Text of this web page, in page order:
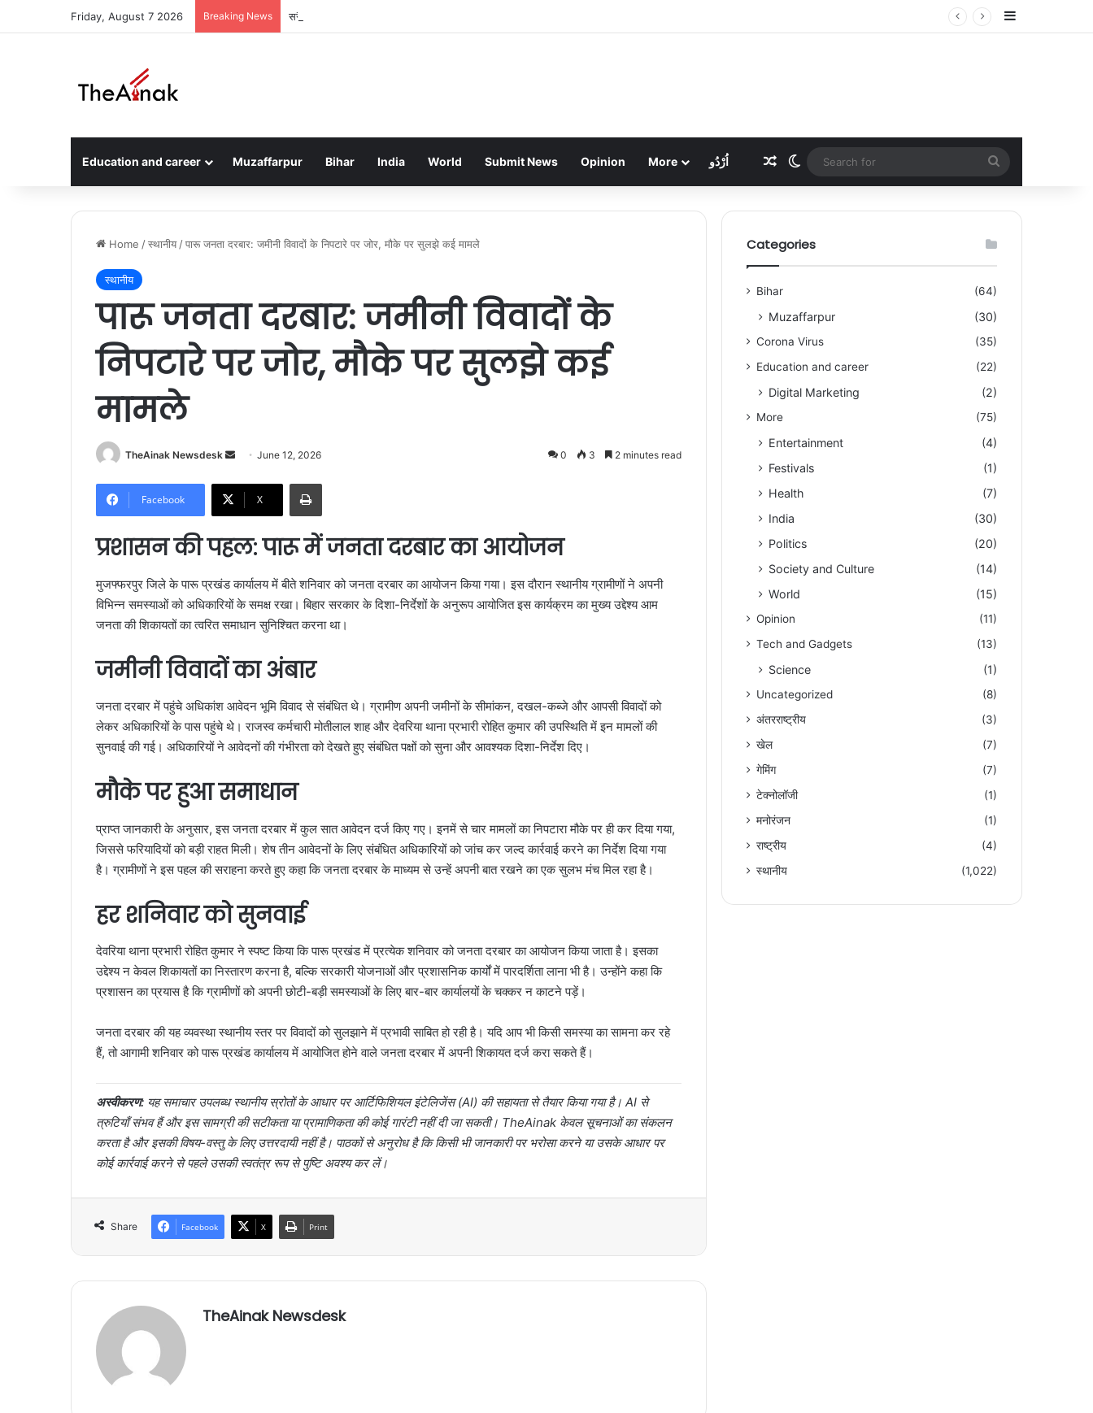
Friday, August 7 2026 Breaking News सरैया में दो घरों में लाखों की चोरी: गहने और नकदी गायब, पुलिस जांच में जुटी
Education and career Muzaffarpur Bihar India World Submit News Opinion More اُرْدُو Random Article
Switch skin
for
Home /स्थानीय /पारू जनता दरबार: जमीनी विवादों के निपटारे पर जोर, मौके पर सुलझे कई मामले
स्थानीय
पारू जनता दरबार: जमीनी विवादों के
निपटारे पर जोर, मौके पर सुलझे कई
मामले
TheAinak Newsdesk
d
n
m
a
i
June 12, 2026 0 3 2 minutes read
Facebook X
प्रशासन की पहल: पारू में जनता दरबार का आयोजन
मुजफ्फरपुर जिले के पारू प्रखंड कार्यालय में बीते शनिवार को जनता दरबार का आयोजन किया गया। इस दौरान स्थानीय ग्रामीणों ने अपनी
विभिन्न समस्याओं को अधिकारियों के समक्ष रखा। बिहार सरकार के दिशा-निर्देशों के अनुरूप आयोजित इस कार्यक्रम का मुख्य उद्देश्य आम
जनता की शिकायतों का त्वरित समाधान सुनिश्चित करना था।
जमीनी विवादों का अंबार
जनता दरबार में पहुंचे अधिकांश आवेदन भूमि विवाद से संबंधित थे। ग्रामीण अपनी जमीनों के सीमांकन, दखल-कब्जे और आपसी विवादों को
लेकर अधिकारियों के पास पहुंचे थे। राजस्व कर्मचारी मोतीलाल शाह और देवरिया थाना प्रभारी रोहित कुमार की उपस्थिति में इन मामलों की
सुनवाई की गई। अधिकारियों ने आवेदनों की गंभीरता को देखते हुए संबंधित पक्षों को सुना और आवश्यक दिशा-निर्देश दिए।
मौके पर हुआ समाधान
प्राप्त जानकारी के अनुसार, इस जनता दरबार में कुल सात आवेदन दर्ज किए गए। इनमें से चार मामलों का निपटारा मौके पर ही कर दिया गया,
जिससे फरियादियों को बड़ी राहत मिली। शेष तीन आवेदनों के लिए संबंधित अधिकारियों को जांच कर जल्द कार्रवाई करने का निर्देश दिया गया
है। ग्रामीणों ने इस पहल की सराहना करते हुए कहा कि जनता दरबार के माध्यम से उन्हें अपनी बात रखने का एक सुलभ मंच मिल रहा है।
हर शनिवार को सुनवाई
देवरिया थाना प्रभारी रोहित कुमार ने स्पष्ट किया कि पारू प्रखंड में प्रत्येक शनिवार को जनता दरबार का आयोजन किया जाता है। इसका
उद्देश्य न केवल शिकायतों का निस्तारण करना है, बल्कि सरकारी योजनाओं और प्रशासनिक कार्यों में पारदर्शिता लाना भी है। उन्होंने कहा कि
प्रशासन का प्रयास है कि ग्रामीणों को अपनी छोटी-बड़ी समस्याओं के लिए बार-बार कार्यालयों के चक्कर न काटने पड़ें।
जनता दरबार की यह व्यवस्था स्थानीय स्तर पर विवादों को सुलझाने में प्रभावी साबित हो रही है। यदि आप भी किसी समस्या का सामना कर रहे
हैं, तो आगामी शनिवार को पारू प्रखंड कार्यालय में आयोजित होने वाले जनता दरबार में अपनी शिकायत दर्ज करा सकते हैं।
अस्वीकरण: यह समाचार उपलब्ध स्थानीय स्रोतों के आधार पर आर्टिफिशियल इंटेलिजेंस (AI) की सहायता से तैयार किया गया है। AI से
त्रुटियाँ संभव हैं और इस सामग्री की सटीकता या प्रामाणिकता की कोई गारंटी नहीं दी जा सकती। TheAinak केवल सूचनाओं का संकलन
करता है और इसकी विषय-वस्तु के लिए उत्तरदायी नहीं है। पाठकों से अनुरोध है कि किसी भी जानकारी पर भरोसा करने या उसके आधार पर
कोई कार्रवाई करने से पहले उसकी स्वतंत्र रूप से पुष्टि अवश्य कर लें।
Share Facebook X Print
TheAinak Newsdesk
Categories
Bihar (64)
Muzaffarpur (30)
Corona Virus
(35)
Education and career
(22)
Digital Marketing (2)
More (75)
Entertainment
(4)
Festivals
(1)
Health
(7)
India
(30)
Politics
(20)
Society and Culture
(14)
World
(15)
Opinion
(11)
Tech and Gadgets
(13)
Science (1)
Uncategorized
(8)
अंतरराष्ट्रीय
(3)
खेल
(7)
गेमिंग
(7)
टेक्नोलॉजी
(1)
मनोरंजन
(1)
राष्ट्रीय
(4)
स्थानीय
(1,022)